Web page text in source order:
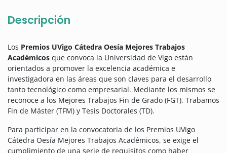
Descripción
Los Premios UVigo Cátedra Oesía Mejores Trabajos
Académicos que convoca la Universidad de Vigo están
orientados a promover la excelencia académica e
investigadora en las áreas que son claves para el desarrollo
tanto tecnológico como empresarial. Mediante los mismos se
reconoce a los Mejores Trabajos Fin de Grado (FGT), Trabamos
Fin de Máster (TFM) y Tesis Doctorales (TD).
Para participar en la convocatoria de los Premios UVigo
Cátedra Oesía Mejores Trabajos Académicos, se exige el
cumplimiento de una serie de requisitos como haber